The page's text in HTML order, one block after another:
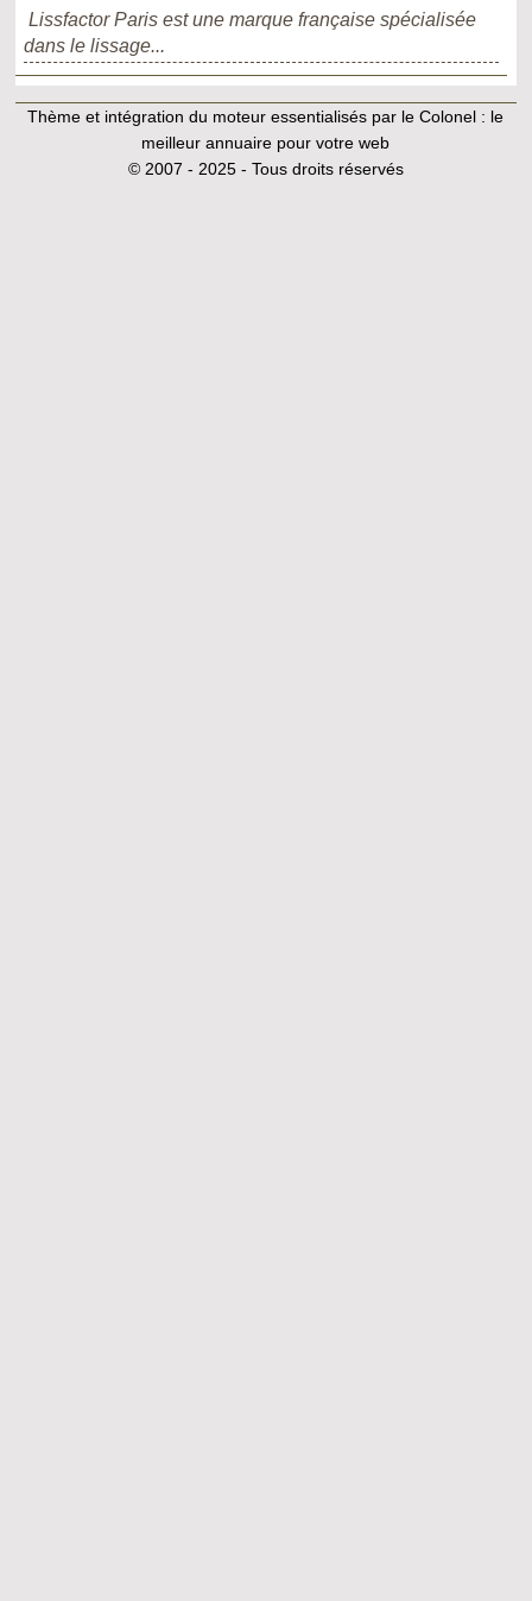
Lissfactor Paris est une marque française spécialisée
dans le lissage...
Thème et intégration du moteur essentialisés par le Colonel : le
meilleur annuaire pour votre web
© 2007 - 2025 - Tous droits réservés